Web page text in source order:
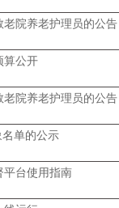
院养老护理员的公告
算公开
院养老护理员的公告
名单的公示
平台使用指南